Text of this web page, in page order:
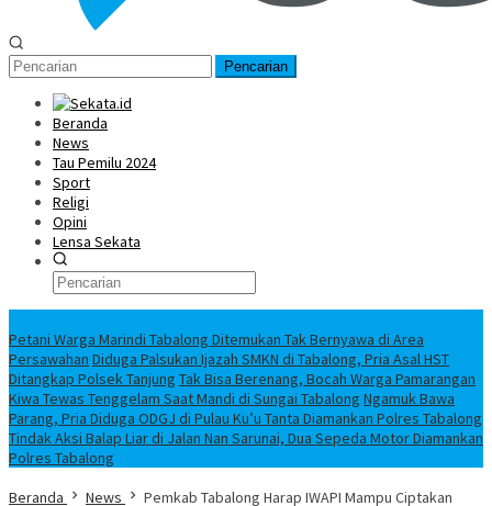
Pencarian
Beranda
News
Tau Pemilu 2024
Sport
Religi
Opini
Lensa Sekata
Petani Warga Marindi Tabalong Ditemukan Tak Bernyawa di Area
Persawahan Diduga Palsukan Ijazah SMKN di Tabalong, Pria Asal HST
Ditangkap Polsek Tanjung Tak Bisa Berenang, Bocah Warga Pamarangan
Kiwa Tewas Tenggelam Saat Mandi di Sungai Tabalong Ngamuk Bawa
Parang, Pria Diduga ODGJ di Pulau Ku’u Tanta Diamankan Polres Tabalong
Tindak Aksi Balap Liar di Jalan Nan Sarunai, Dua Sepeda Motor Diamankan
Polres Tabalong
Beranda
News
Pemkab Tabalong Harap IWAPI Mampu Ciptakan